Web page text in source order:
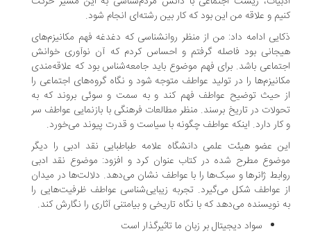
و علاقه من این بود که کار بین رشته‌ای انجام شود.
ادامه داد: من از منظر روانشناسی که دغدغه فهم مکانیزم‌های
بود فاصله گرفتم و احساس کردم که آن نوآوری خوانش
باشد. برای فهم موضوع باید جامعه‌شناس بود که علاقه‌مندی
را در تولید عواطف متوجه شود و نگاه گروه‌های اجتماعی را
حیث توضیح عواطف فهم کند و به سمت و سوئی بروند که به
در تاریخ برسند. منظر مطالعات فرهنگی با بازنمایی عواطف سر
دارد. اینکه عواطف چگونه با سیاست و قدرت پیوند می‌خورد.
عضو هیئت علمی دانشگاه علامه طباطبایی نقد ادبی را دیگر
مطرح شده در کتاب عنوان کرد و افزود: موضوع نقد ادبی
ژانرها و سبک‌ها را با عواطف نشان می‌دهد. دلالت‌ها در میدان
عواطف شکل می‌گیرد. تجربه زیبایی‌شناسی عواطف ظرفیت‌هایی را
نویسنده می‌دهد که با نگاه تاریخی و بیامتنی آثاری را نگارش کند.
سواد دیجیتال بر زبان ما تاثیرگذار است